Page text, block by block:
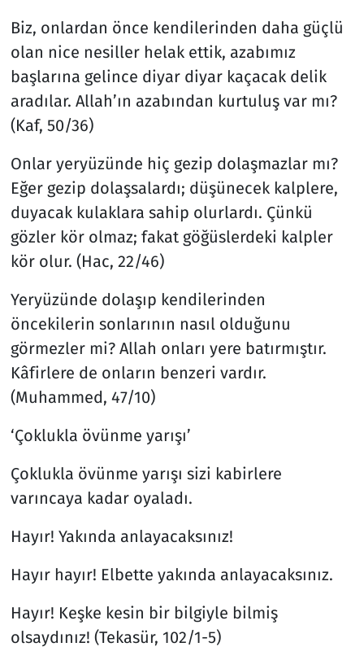
Biz, onlardan önce kendilerinden daha güçlü
olan nice nesiller helak ettik, azabımız
başlarına gelince diyar diyar kaçacak delik
aradılar. Allah’ın azabından kurtuluş var mı?
(Kaf, 50/36)
Onlar yeryüzünde hiç gezip dolaşmazlar mı?
Eğer gezip dolaşsalardı; düşünecek kalplere,
duyacak kulaklara sahip olurlardı. Çünkü
gözler kör olmaz; fakat göğüslerdeki kalpler
kör olur. (Hac, 22/46)
Yeryüzünde dolaşıp kendilerinden
öncekilerin sonlarının nasıl olduğunu
görmezler mi? Allah onları yere batırmıştır.
Kâfirlere de onların benzeri vardır.
(Muhammed, 47/10)
‘Çoklukla övünme yarışı’
Çoklukla övünme yarışı sizi kabirlere
varıncaya kadar oyaladı.
Hayır! Yakında anlayacaksınız!
Hayır hayır! Elbette yakında anlayacaksınız.
Hayır! Keşke kesin bir bilgiyle bilmiş
olsaydınız! (Tekasür, 102/1-5)